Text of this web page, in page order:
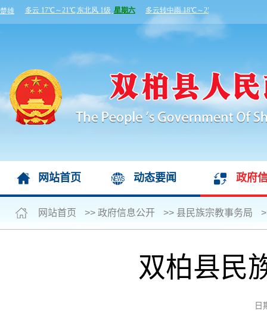
网站首页 动态要闻 政府
网站首页 >> 政府信息公开 >> 县民族宗教事务局
双柏县民
日